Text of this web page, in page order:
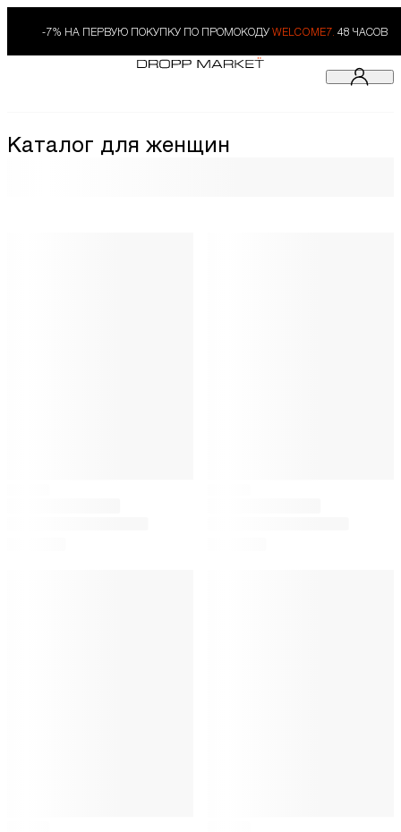
-7% НА ПЕРВУЮ ПОКУПКУ ПО ПРОМОКОДУ WELCOME7. 48 ЧАСОВ
Каталог для женщин